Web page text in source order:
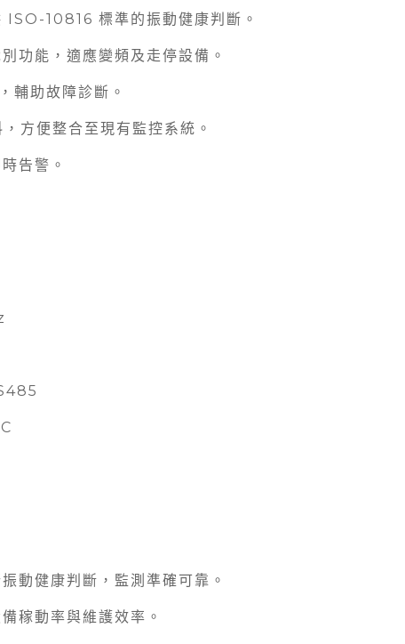
ISO-10816 標準的振動健康判斷。
功能，適應變頻及走停設備。
輔助故障診斷。
方便整合至現有監控系統。
告警。
動健康判斷，監測準確可靠。
稼動率與維護效率。